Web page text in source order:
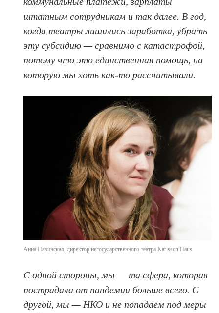
штатным сотрудникам и так далее. В год,
когда театры лишились заработка, убрать
эту субсидию — сравнимо с катастрофой,
потому что это единственная помощь, на
которую мы хоть как-то рассчитывали.
Анна Павинская, директор негосударственного театра Karlsson Haus
С одной стороны, мы — та сфера, которая
пострадала от пандемии больше всего. С
другой, мы — НКО и не попадаем под меры